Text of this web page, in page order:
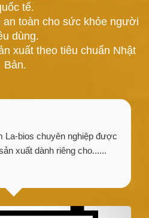
tế.
an toàn cho sức khỏe người
dùng.
xuất theo tiêu chuẩn Nhật
Bản.
La-bios chuyên nghiệp được
xuất dành riêng cho......